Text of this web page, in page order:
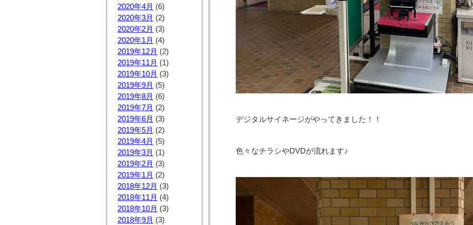
2020年4月 (6)
2020年3月 (2)
2020年2月 (3)
2020年1月 (4)
2019年12月 (2)
2019年11月 (1)
2019年10月 (3)
2019年9月 (5)
2019年8月 (6)
2019年7月 (2)
2019年6月 (3)
2019年5月 (2)
2019年4月 (5)
2019年3月 (1)
2019年2月 (3)
2019年1月 (2)
2018年12月 (3)
2018年11月 (4)
2018年10月 (3)
2018年9月 (3)
デジタルサイネージがやってきました！！
色々なチラシやDVDが流れます♪